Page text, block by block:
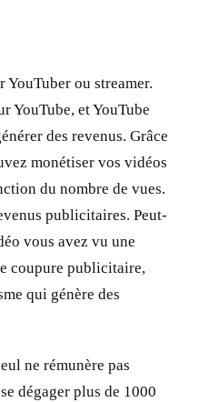
ou streamer.
YouTube, et YouTube
des revenus. Grâce
monétiser vos vidéos
du nombre de vues.
publicitaires. Peut-
vous avez vu une
coupure publicitaire,
qui génère des
ne rémunère pas
dégager plus de 1000